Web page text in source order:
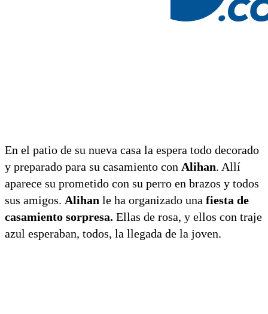
En el patio de su nueva casa la espera todo decorado
y preparado para su casamiento con Alihan. Allí
aparece su prometido con su perro en brazos y todos
sus amigos. Alihan le ha organizado una fiesta de
casamiento sorpresa. Ellas de rosa, y ellos con traje
azul esperaban, todos, la llegada de la joven.